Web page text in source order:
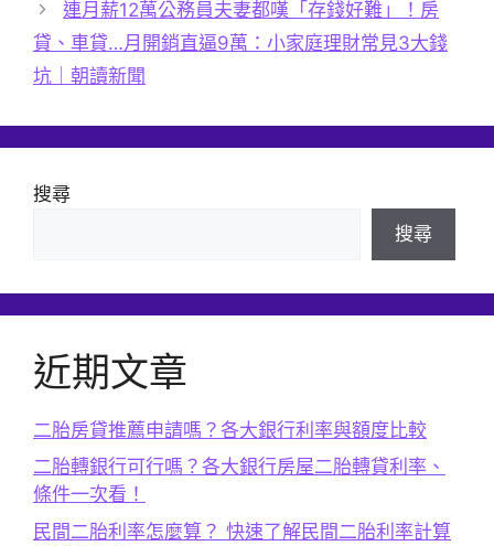
連月薪12萬公務員夫妻都嘆「存錢好難」！房
貸、車貸…月開銷直逼9萬：小家庭理財常見3大錢
坑｜朝讀新聞
搜尋
搜尋
近期文章
二胎房貸推薦申請嗎？各大銀行利率與額度比較
二胎轉銀行可行嗎？各大銀行房屋二胎轉貸利率、
條件一次看！
民間二胎利率怎麼算？ 快速了解民間二胎利率計算